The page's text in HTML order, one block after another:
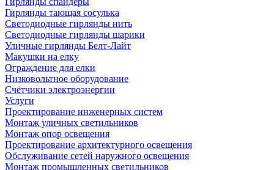
Гирлянды тающая сосулька
Светодиодные гирлянды нить
Светодиодные гирлянды шарики
Уличные гирлянды Белт-Лайт
Макушки на елку
Ограждение для елки
Низковольтное оборудование
Счётчики электроэнергии
Услуги
Проектирование инженерных систем
Монтаж уличных светильников
Монтаж опор освещения
Проектирование архитектурного освещения
Обслуживание сетей наружного освещения
Монтаж промышленных светильников